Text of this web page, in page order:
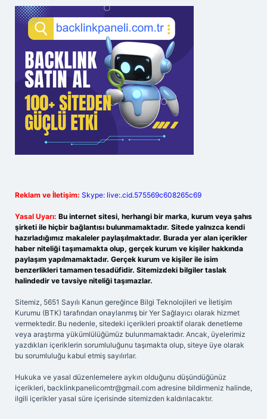
Reklam ve İletişim: Skype: live:.cid.575569c608265c69
Yasal Uyarı: Bu internet sitesi, herhangi bir marka, kurum veya şahıs
şirketi ile hiçbir bağlantısı bulunmamaktadır. Sitede yalnızca kendi
hazırladığımız makaleler paylaşılmaktadır. Burada yer alan içerikler
haber niteliği taşımamakta olup, gerçek kurum ve kişiler hakkında
paylaşım yapılmamaktadır. Gerçek kurum ve kişiler ile isim
benzerlikleri tamamen tesadüfidir. Sitemizdeki bilgiler taslak
halindedir ve tavsiye niteliği taşımazlar.
Sitemiz, 5651 Sayılı Kanun gereğince Bilgi Teknolojileri ve İletişim
Kurumu (BTK) tarafından onaylanmış bir Yer Sağlayıcı olarak hizmet
vermektedir. Bu nedenle, sitedeki içerikleri proaktif olarak denetleme
veya araştırma yükümlülüğümüz bulunmamaktadır. Ancak, üyelerimiz
yazdıkları içeriklerin sorumluluğunu taşımakta olup, siteye üye olarak
bu sorumluluğu kabul etmiş sayılırlar.
Hukuka ve yasal düzenlemelere aykırı olduğunu düşündüğünüz
içerikleri, backlinkpanelicomtr@gmail.com adresine bildirmeniz halinde,
ilgili içerikler yasal süre içerisinde sitemizden kaldırılacaktır.